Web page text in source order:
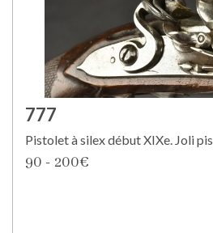
777
Pistolet à silex début XIXe. Joli
90 - 200€